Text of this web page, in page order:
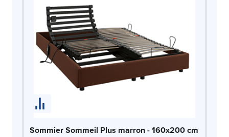
Sommier Sommeil Plus marron - 160x200 cm